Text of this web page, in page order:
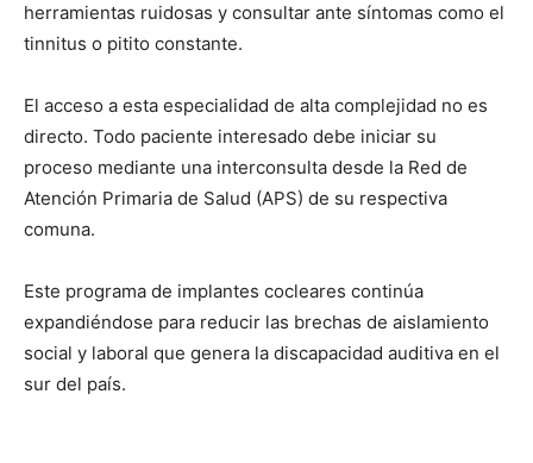
herramientas ruidosas y consultar ante síntomas como el
tinnitus o pitito constante.
El acceso a esta especialidad de alta complejidad no es
directo. Todo paciente interesado debe iniciar su
proceso mediante una interconsulta desde la Red de
Atención Primaria de Salud (APS) de su respectiva
comuna.
Este programa de implantes cocleares continúa
expandiéndose para reducir las brechas de aislamiento
social y laboral que genera la discapacidad auditiva en el
sur del país.